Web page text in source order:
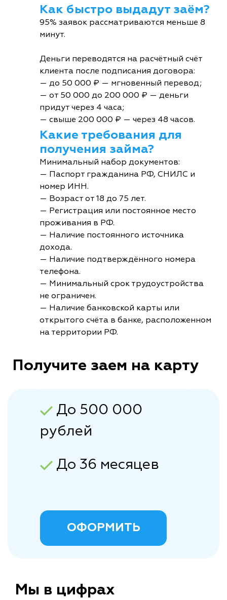
Как быстро выдадут заём?
95% заявок рассматриваются меньше 8
минут.
Деньги переводятся на расчётный счёт
клиента после подписания договора:
— до 50 000 ₽ — мгновенный перевод;
— от 50 000 до 200 000 ₽ — деньги
придут через 4 часа;
— свыше 200 000 ₽ — через 48 часов.
Какие требования для
получения займа?
Минимальный набор документов:
— Паспорт гражданина РФ, СНИЛС и
номер ИНН.
— Возраст от 18 до 75 лет.
— Регистрация или постоянное место
проживания в РФ.
— Наличие постоянного источника
дохода.
— Наличие подтверждённого номера
телефона.
— Минимальный срок трудоустройства
не ограничен.
— Наличие банковской карты или
открытого счёта в банке, расположенном
на территории РФ.
Получите заем на карту
До 500 000
рублей
До 36 месяцев
ОФОРМИТЬ
Мы в цифрах